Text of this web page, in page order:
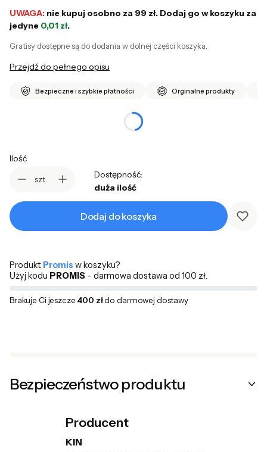
UWAGA: nie kupuj osobno za 99 zł. Dodaj go w koszyku za
jedyne 0,01 zł.
Gratisy dostępne są do dodania w dolnej części koszyka.
Przejdź do pełnego opisu
Bezpieczne i szybkie płatności Orginalne produkty
Opcjonalne
Ilość
szt.
Dostępność:
duża ilość
Dodaj do koszyka
Produkt Promis w koszyku?
Użyj kodu PROMIS – darmowa dostawa od 100 zł.
Brakuje Ci jeszcze 400 złdo darmowej dostawy
Bezpieczeństwo produktu
Producent
KIN